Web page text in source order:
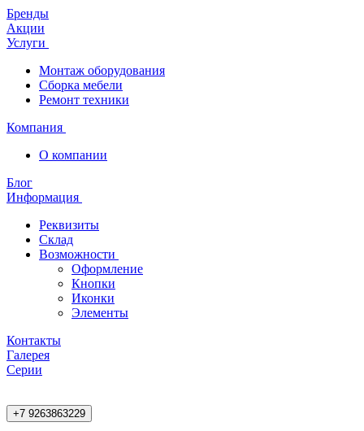
Бренды
Акции
Услуги
Монтаж оборудования
Сборка мебели
Ремонт техники
Компания
О компании
Блог
Информация
Реквизиты
Склад
Возможности
Оформление
Кнопки
Иконки
Элементы
Контакты
Галерея
Cерии
+7 9263863229